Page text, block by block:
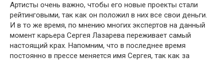
Артисты очень важно, чтобы его новые проекты стали
рейтинговыми, так как он положил в них все свои деньги.
И в то же время, по мнению многих экспертов на данный
момент карьера Сергея Лазарева переживает самый
настоящий крах. Напомним, что в последнее время
постоянно в прессе меняется имя Сергея, так как за